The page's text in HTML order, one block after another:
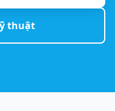
thuật